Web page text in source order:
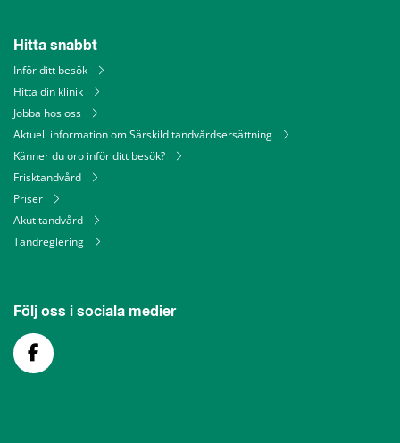
Hitta snabbt
Inför ditt besök
Hitta din klinik
Jobba hos oss
Aktuell information om Särskild tandvårdsersättning
Känner du oro inför ditt besök?
Frisktandvård
Priser
Akut tandvård
Tandreglering
Följ oss i sociala medier